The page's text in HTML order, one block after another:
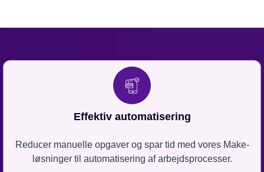
Effektiv automatisering
Reducer manuelle opgaver og spar tid med vores Make-
løsninger til automatisering af arbejdsprocesser.